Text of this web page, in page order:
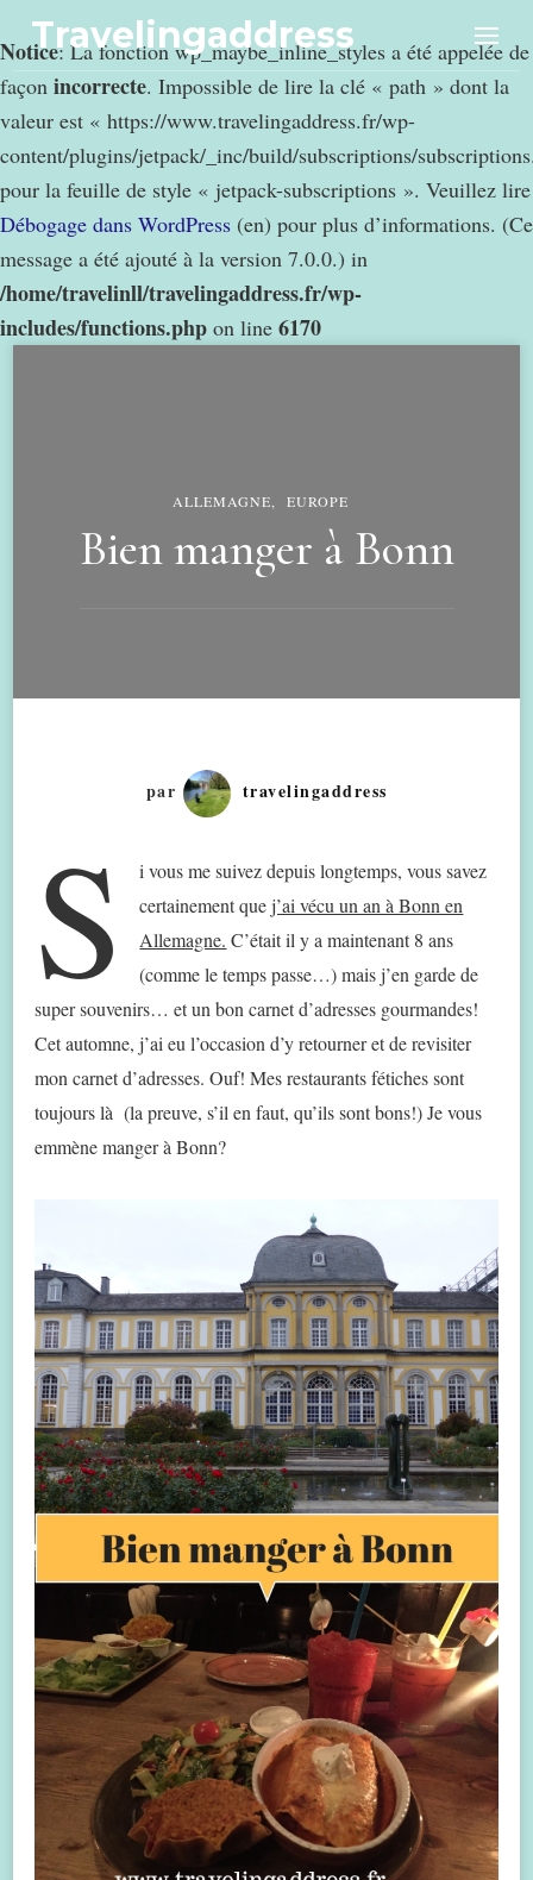
Notice: La fonction wp_maybe_inline_styles a été appelée de
façon incorrecte. Impossible de lire la clé « path » dont la
valeur est « https://www.travelingaddress.fr/wp-
content/plugins/jetpack/_inc/build/subscriptions/
pour la feuille de style « jetpack-subscriptions ». Veuillez lire
Débogage dans WordPress (en) pour plus d’informations. (Ce
message a été ajouté à la version 7.0.0.) in
/home/travelinll/travelingaddress.fr/wp-
includes/functions.php on line 6170
Travelingaddress
ALLEMAGNE EUROPE
Bien manger à Bonn
par travelingaddress
S
i vous me suivez depuis longtemps, vous savez
certainement quej’ai vécu un an à Bonn en
Allemagne. C’était il y a maintenant 8 ans
(comme le temps passe…) mais j’en garde de
super souvenirs… et un bon carnet d’adresses gourmandes!
Cet automne, j’ai eu l’occasion d’y retourner et de revisiter
mon carnet d’adresses. Ouf! Mes restaurants fétiches sont
toujours là (la preuve, s’il en faut, qu’ils sont bons!) Je vous
emmène manger à Bonn?